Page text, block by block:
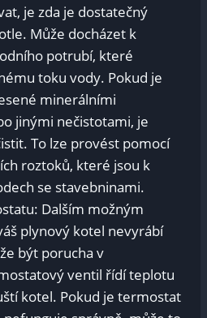
je zda je dostatečný
Může docházet k
potrubí, které
toku vody. Pokud je
minerálními
jinými nečistotami, je
To lze provést pomocí
roztoků, které jsou k
se stavebninami.
Dalším možným
plynový kotel nevyrábí
být porucha v
ventil řídí teplotu
kotel. Pokud je termostat